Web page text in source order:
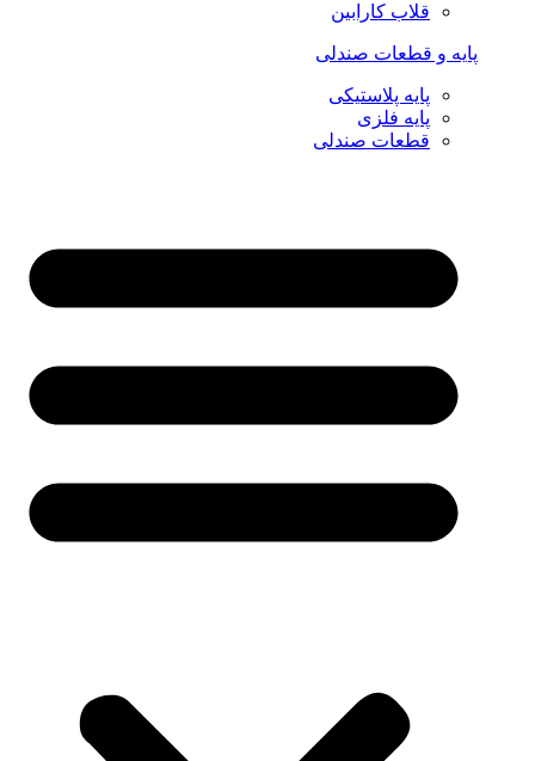
قلاب کارابین
پایه و قطعات صندلی
پایه پلاستیکی
پایه فلزی
قطعات صندلی